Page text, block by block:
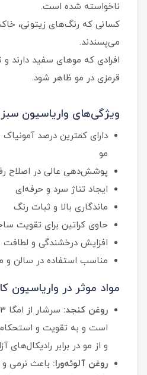
ناخواسته شده است.
کسانی که رنگ‌های زیتونی،
می‌پسندند.
افرادی که موهای سفید دارند
قرمزی در مو ظاهر شود.
ویژگی‌های واریاسیون سبز
دارای کمترین درصد
مو
پوشش‌دهی عالی در اصلاح
ایجاد تناژ سرد و حرفه‌ای
ماندگاری بالا و ثبات رنگ
حاوی کراتین برای تقویت
افزایش درخشندگی و لطافت
مناسب استفاده در سالن و
مواد موثر در واریاسیون
روغن کنجد:
است و به تقویت و
و از مو در برابر
روغن آلوئه‌ورا: باعث نرمی